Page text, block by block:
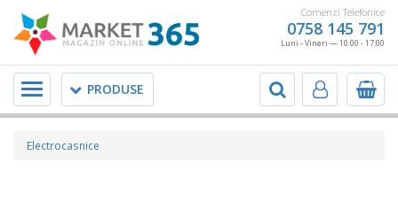
Comenzi Telefonice
0758 145 791
Luni - Vineri — 10:00 - 17:00
PRODUSE
Meniu
Electrocasnice